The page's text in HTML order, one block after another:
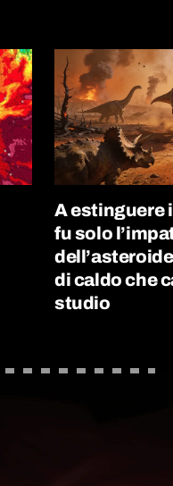
A estinguere
fu solo
di caldo che
studio